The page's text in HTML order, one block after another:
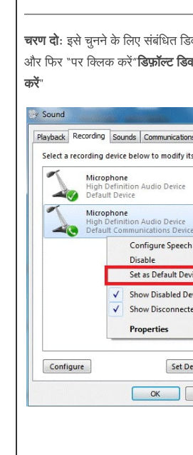
चरण दो: इसे चुनने के लिए संबंधित
और फिर “पर क्लिक करें”डिफ़ॉल्ट
करें"